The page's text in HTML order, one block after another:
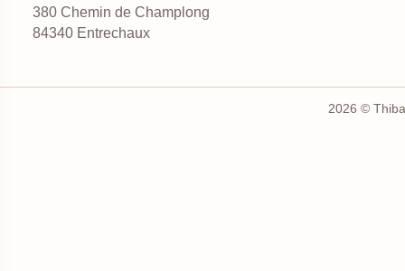
380 Chemin de Champlong
84340 Entrechaux
2026 ©